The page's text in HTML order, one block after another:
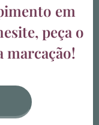
em
peça o
marcação!